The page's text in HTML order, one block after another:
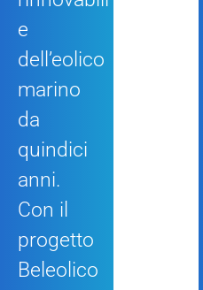
e
dell’eolico
marino
da
quindici
anni.
Con il
progetto
Beleolico